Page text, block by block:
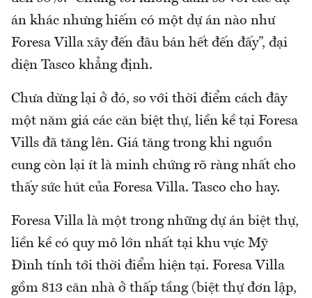
án khác nhưng hiếm có một dự án nào như
Foresa Villa xây đến đâu bán hết đến đấy”, đại
diện Tasco khẳng định.
Chưa dừng lại ở đó, so với thời điểm cách đây
một năm giá các căn biệt thự, liền kề tại Foresa
Vills đã tăng lên. Giá tăng trong khi nguồn
cung còn lại ít là minh chứng rõ ràng nhất cho
thấy sức hút của Foresa Villa. Tasco cho hay.
Foresa Villa là một trong những dự án biệt thự,
liền kề có quy mô lớn nhất tại khu vực Mỹ
Đình tính tới thời điểm hiện tại. Foresa Villa
gồm 813 căn nhà ở thấp tầng (biệt thự đơn lập,